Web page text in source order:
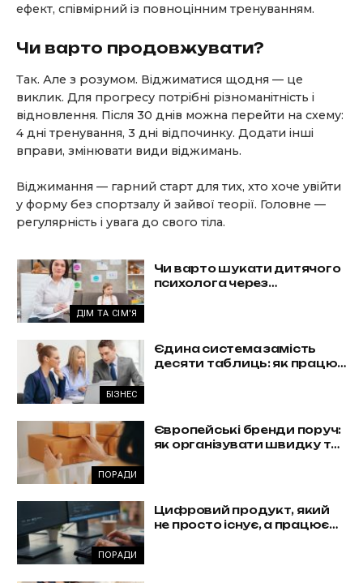
ефект, співмірний із повноцінним тренуванням.
Чи варто продовжувати?
Так. Але з розумом. Віджиматися щодня — це
виклик. Для прогресу потрібні різноманітність і
відновлення. Після 30 днів можна перейти на схему:
4 дні тренування, 3 дні відпочинку. Додати інші
вправи, змінювати види віджимань.
Віджимання — гарний старт для тих, хто хоче увійти
у форму без спортзалу й зайвої теорії. Головне —
регулярність і увага до свого тіла.
ДІМ ТА СІМ'Я
Чи варто шукати дитячого
психолога через
БІЗНЕС
Єдина система замість
десяти таблиць: як працює
ПОРАДИ
Європейські бренди поруч:
як організувати швидку та
ПОРАДИ
Цифровий продукт, який
не просто існує, а працює